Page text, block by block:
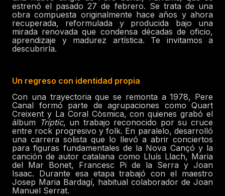
estrenó el pasado 27 de febrero. Se trata de una
obra compuesta originalmente hace años y ahora
recuperada, reformulada y producida bajo una
mirada renovada que condensa décadas de oficio,
aprendizaje y madurez artística. Te invitamos a
descubrirla.
Un regreso con identidad propia
Con una trayectoria que se remonta a 1978, Pere
Canal formó parte de agrupaciones como Quart
Creixent y La Coral Còsmica, con quienes grabó el
álbum Tríptic, un trabajo reconocido por su cruce
entre rock progresivo y folk. En paralelo, desarrolló
una carrera solista que lo llevó a abrir conciertos
para figuras fundamentales de la Nova Cançó y la
canción de autor catalana como Lluís Llach, Maria
del Mar Bonet, Francesc Pi de la Serra y Joan
Isaac. Durante esa etapa trabajó con el maestro
Josep Maria Bardagí, habitual colaborador de Joan
Manuel Serrat.